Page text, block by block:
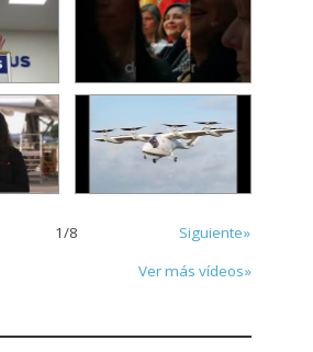
1/8
Siguiente»
Ver más vídeos»